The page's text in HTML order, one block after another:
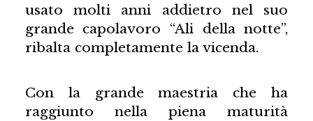
usato molti anni addietro nel suo
grande capolavoro “Ali della notte”,
ribalta completamente la vicenda.
Con la grande maestria che ha
raggiunto nella piena maturità